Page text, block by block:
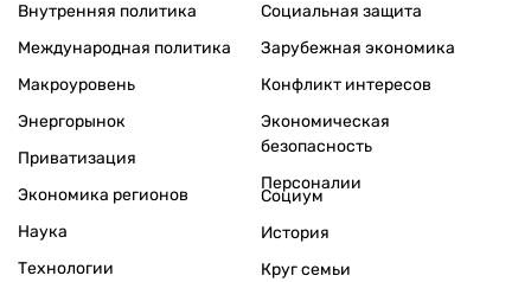
Внутренняя политика
Международная политика
Макроуровень
Энергорынок
Приватизация
Экономика регионов
Социальная защита
Зарубежная экономика
Конфликт интересов
Экономическая
безопасность
Персоналии
Наука
Технологии
Социум
История
Круг семьи